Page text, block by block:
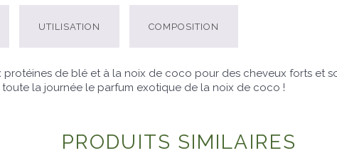
UTILISATION COMPOSITION
protéines de blé et à la noix de coco pour des cheveux forts et
la journée le parfum exotique de la noix de coco !
PRODUITS SIMILAIRES